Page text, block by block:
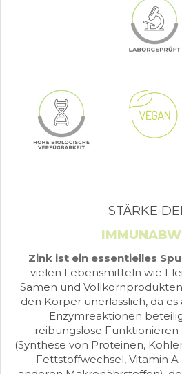
STÄRKE
Zink ist ein essentielles
vielen Lebensmitteln wie
Samen und
den Körper unerlässlich, da es
Enzymreaktionen
reibungslose Funktionieren
(Synthese von Proteinen,
Fettstoffwechsel, Vitamin